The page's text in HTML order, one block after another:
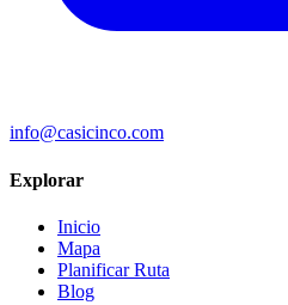
info@casicinco.com
Explorar
Inicio
Mapa
Planificar Ruta
Blog